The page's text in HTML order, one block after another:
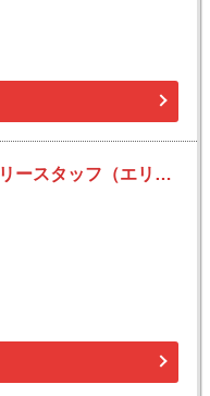
佐川急便 墨田営業所 デリバリースタッフ（エリア集配）の求人！未経験歓迎！先輩たちがサポートします♪